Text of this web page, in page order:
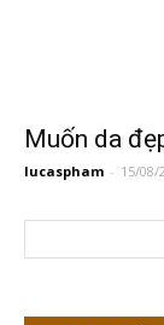
Muốn da
lucaspham - 15/08/